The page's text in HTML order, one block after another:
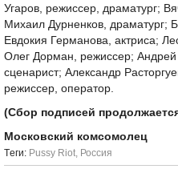
Угаров, режиссер, драматург;
Михаил Дурненков, драматург;
Евдокия Германова, актриса;
Олег Дорман, режиссер;
сценарист; Александр
режиссер, оператор.
(Сбор подписей
Московский комсомолец
Tеги: Pussy Riot, Россия